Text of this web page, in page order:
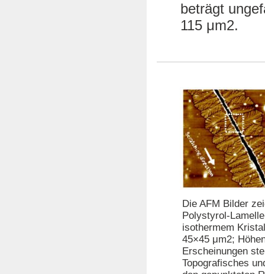
beträgt
115 μm2.
Die AFM Bilder
Polystyrol-
isothermem
45×45 μm2;
Erscheinungen
Topografisches